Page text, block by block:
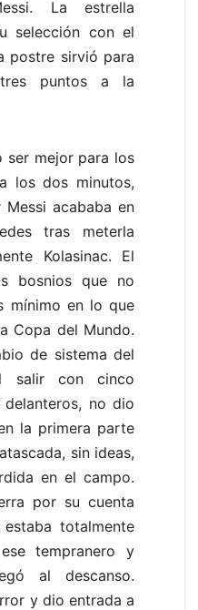
La estrella
selección con el
postre sirvió para
puntos a la
ser mejor para los
los dos minutos,
acababa en
tras meterla
Kolasinac. El
bosnios que no
mínimo en lo que
Copa del Mundo.
de sistema del
salir con cinco
no dio
la primera parte
sin ideas,
en el campo.
por su cuenta
totalmente
tempranero y
al descanso.
y dio entrada a